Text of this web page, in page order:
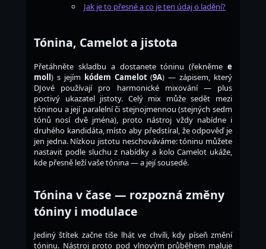
Jak je to přesné a co je ten údaj o ladění?
Tónina, Camelot a jistota
Přetáhněte skladbu a dostanete tóninu (řekněme e
moll) s jejím kódem Camelot(9A) — zápisem, který
DJové používají pro harmonické mixování — plus
poctivý ukazatel jistoty. Celý mix může sedět mezi
tóninou a její paralelní či stejnojmennou (stejných sedm
tónů nosí dvě jména), proto nástroj vždy nabídne i
druhého kandidáta, místo aby předstíral, že odpověď je
jen jedna. Nízkou jistotu neschováváme: tóninu můžete
nastavit podle sluchu z nabídky a kolo Camelot ukáže,
kde přesně leží vaše tónina — a její sousedé.
Tónina v čase — rozpozná změny
tóniny i modulace
Jediný štítek začne tiše lhát ve chvíli, kdy píseň změní
tóninu. Nástroj proto pod vlnovým průběhem maluje